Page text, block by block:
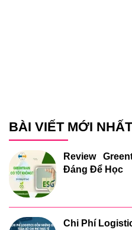
BÀI VIẾT MỚI NHẤT
Review
Đáng Để Học
Chi Phí